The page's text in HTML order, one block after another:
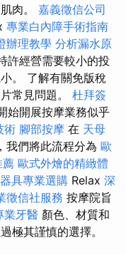
肉。 嘉義徵信公司
專業白內障手術指南
辦理教學 分析漏水原
許經營需要較小的投
。 了解有關免版稅
常見問題。 杜拜簽
始開展按摩業務似乎
術 腳部按摩 在 天母
我們將此流程分為 歐
薦 歐式外燴的精緻體
具專業選購 Relax 深
徵信社服務 按摩院旨
業牙醫 顏色、材質和
極其謹慎的選擇。